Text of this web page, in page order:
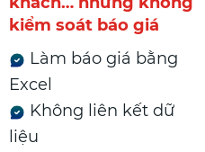
kiểm soát báo giá
Làm báo giá bằng
Excel
Không liên kết dữ
liệu